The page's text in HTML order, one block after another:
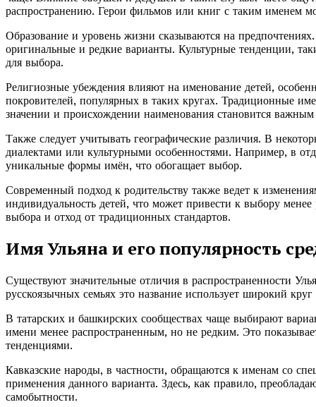
распространению. Герои фильмов или книг с таким именем
Образование и уровень жизни сказываются на
оригинальные и редкие варианты. Культурные тенденции,
для выбора.
Религиозные убеждения влияют на именование детей,
покровителей, популярных в таких кругах. Традиционные
значении и происхождении наименования становится
Также следует учитывать географические различия. В
диалектами или культурными особенностями. Например, в
уникальные формы имён, что обогащает выбор.
Современный подход к родительству также ведет к
индивидуальность детей, что может привести к выбору
выбора и отход от традиционных стандартов.
Имя Ульяна и его популярность
Существуют значительные отличия в распространенности
русскоязычных семьях это название использует широкий
В татарских и башкирских сообществах чаще выбирают
имени менее распространенным, но не редким. Это
тенденциями.
Кавказские народы, в частности, обращаются к именам со
применения данного варианта. Здесь, как правило,
самобытности.